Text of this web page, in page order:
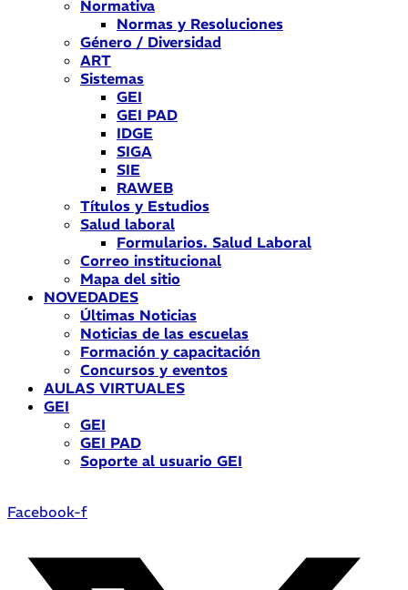
Normativa
Normas y Resoluciones
Género / Diversidad
ART
Sistemas
GEI
GEI PAD
IDGE
SIGA
SIE
RAWEB
Títulos y Estudios
Salud laboral
Formularios. Salud Laboral
Correo institucional
Mapa del sitio
NOVEDADES
Últimas Noticias
Noticias de las escuelas
Formación y capacitación
Concursos y eventos
AULAS VIRTUALES
GEI
GEI
GEI PAD
Soporte al usuario GEI
Facebook-f